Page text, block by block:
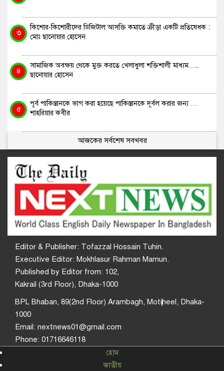
৩
কিশোর-কিশোরীদের ডিজিটাল আসক্তি কমাতে ক্রীড়া একটি প্রতিষেধক :
মোঃ ছানোয়ার হোসেন
৪
সামাজিক অবক্ষয় থেকে মুক্ত করতে খেলাধুলা শক্তিশালী মাধ্যম…..
ছানোয়ার হোসেন
৫
পূর্ব পাকিস্তানকে ভাগ করা হয়েছে পাকিস্তানকে দূর্বল করার জন্য …
শাহরিয়ার কবীর
আজকের সর্বশেষ সবখবর
Editor & Publisher: Tofazzal Hossain Tuhin.
Executive Editor: Mokhlasur Rahman Mamun.
Published by Editor from: 102,
Kakrail (3rd Floor), Dhaka-1000
BPL Bhaban, 89(2nd Floor) Arambagh, Motijheel, Dhaka-
1000
Email: nextnews01@gmail.com
Phone: 01716646118
হোম
জাতীয়